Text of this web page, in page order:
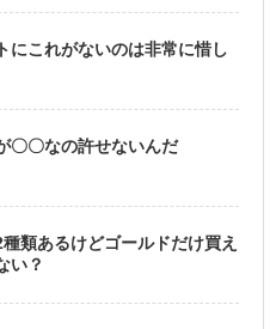
にこれがないのは非常に惜し
〇〇なの許せないんだ
種類あるけどゴールドだけ買え
い？